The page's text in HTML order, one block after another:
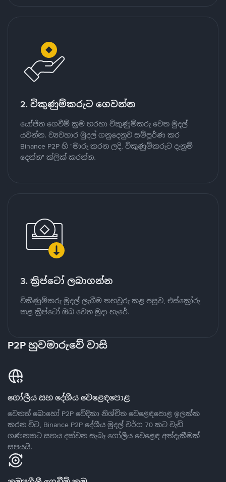
2. විකුණුම්කරුට ගෙවන්න
යෝජිත ගෙවීම් ක්‍රම හරහා විකුණුම්කරු වෙත මුදල්
යවන්න. ව්‍යවහාර මුදල් ගනුදෙනුව සම්පූර්ණ කර
Binance P2P හි "මාරු කරන ලදි, විකුණුම්කරුට දැනුම්
දෙන්න" ක්ලික් කරන්න.
3. ක්‍රිප්ටෝ ලබාගන්න
විකිණුම්කරු මුදල් ලැබීම තහවුරු කළ පසුව, එස්ක්‍රෝරු
කළ ක්‍රිප්ටෝ ඔබ වෙත මුදා හැරේ.
P2P හුවමාරුවේ වාසි
ගෝලීය සහ දේශීය වෙළෙඳපොළ
වෙනත් බොහෝ P2P වේදිකා නිශ්චිත වෙළෙඳපොළ ඉලක්ක
කරන විට, Binance P2P දේශීය මුදල් වර්ග 70 කට වැඩි
ගණනකට සහය දක්වන සැබෑ ගෝලීය වෙළෙඳ අත්දැකීමක්
සපයයි.